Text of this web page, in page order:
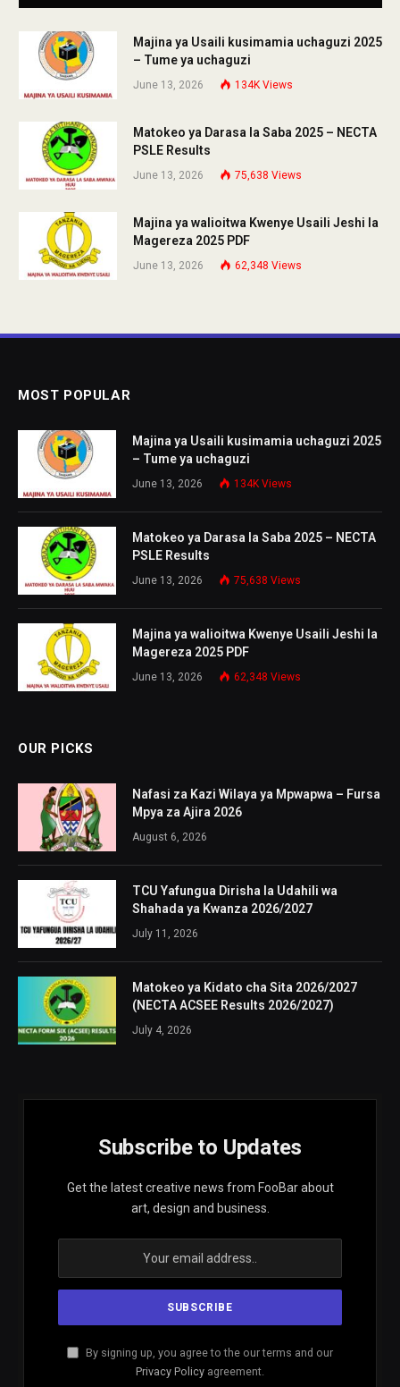
Majina ya Usaili kusimamia uchaguzi 2025
– Tume ya uchaguzi
June 13, 2026 134K Views
Matokeo ya Darasa la Saba 2025 – NECTA
PSLE Results
June 13, 2026 75,638 Views
Majina ya walioitwa Kwenye Usaili Jeshi la
Magereza 2025 PDF
June 13, 2026 62,348 Views
MOST POPULAR
Majina ya Usaili kusimamia uchaguzi 2025
– Tume ya uchaguzi
June 13, 2026 134K Views
Matokeo ya Darasa la Saba 2025 – NECTA
PSLE Results
June 13, 2026 75,638 Views
Majina ya walioitwa Kwenye Usaili Jeshi la
Magereza 2025 PDF
June 13, 2026 62,348 Views
OUR PICKS
Nafasi za Kazi Wilaya ya Mpwapwa – Fursa
Mpya za Ajira 2026
August 6, 2026
TCU Yafungua Dirisha la Udahili wa
Shahada ya Kwanza 2026/2027
July 11, 2026
Matokeo ya Kidato cha Sita 2026/2027
(NECTA ACSEE Results 2026/2027)
July 4, 2026
Subscribe to Updates
Get the latest creative news from FooBar about
art, design and business.
By signing up, you agree to the our terms and our
Privacy Policy agreement.